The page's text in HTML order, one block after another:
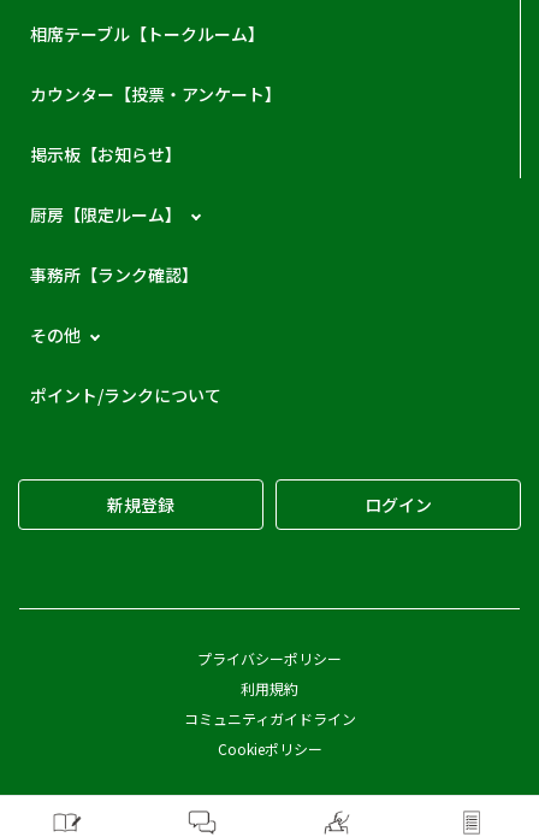
相席テーブル【トークルーム】
カウンター【投票・アンケート】
掲示板【お知らせ】
厨房【限定ルーム】
事務所【ランク確認】
その他
ポイント/ランクについて
新規登録 ログイン
プライバシーポリシー
利用規約
コミュニティガイドライン
Cookieポリシー
Copyright © Pickles Corporation All Rights Reserved.